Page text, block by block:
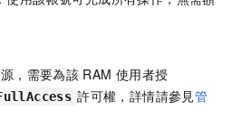
，需要為該 RAM 使用者授
許可權，詳情請參見管